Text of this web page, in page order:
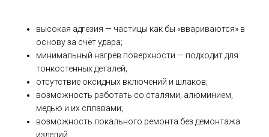
высокая адгезия — частицы как бы «ввариваются» в
основу за счёт удара;
минимальный нагрев поверхности — подходит для
тонкостенных деталей;
отсутствие оксидных включений и шлаков;
возможность работать со сталями, алюминием,
медью и их сплавами;
возможность локального ремонта без демонтажа
изделий.